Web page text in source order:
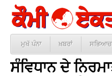
ਮੁਖੱ ਪੰਨਾ ਖ਼ਬਰਾਂ
ਸੰਵਿਧਾਨ ਦੇ